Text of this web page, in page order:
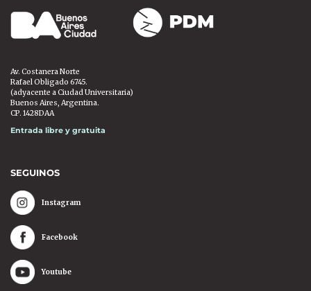
Av. Costanera Norte
Rafael Obligado 6745.
(adyacente a Ciudad Universitaria)
Buenos Aires, Argentina.
CP. 1428DAA
Entrada libre y gratuita
SEGUINOS
Instagram
Facebook
Youtube